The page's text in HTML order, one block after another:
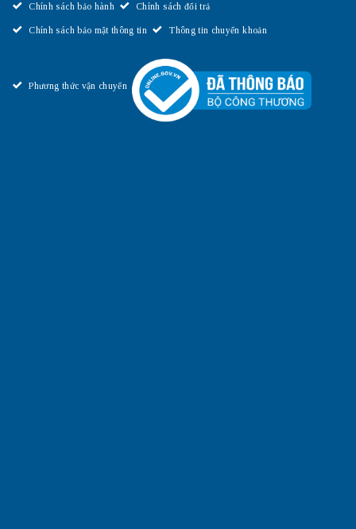
Chính sách bảo hành Chính sách đổi trả
Chính sách bảo mật thông tin Thông tin chuyển khoản
Phương thức vận chuyển